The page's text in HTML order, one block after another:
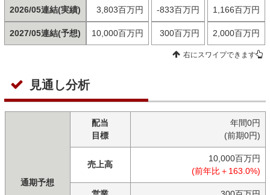
2026/05連結(実績)
2027/05連結(予想)
3,803百万円
10,000百万円
-833百万円
300百万円
1,166百万円
2,000百万円
右にスワイプできます
見通し分析
通期予想
配当
目標
年間0円
(前期0円)
売上高
10,000百万円
(前年比＋163.0%)